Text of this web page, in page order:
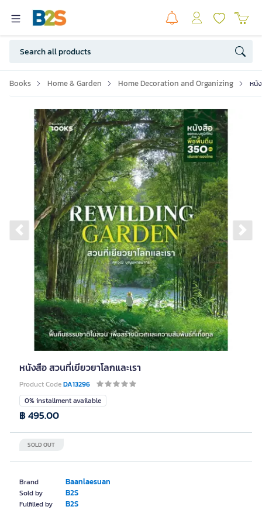
Books Home & Garden Home Decoration and Organizing หนั
Previous slide
หนังสือ สวนที่เยียวยาโลกและเรา
Product CodeDA13296
Brand Baanlaesuan
Sold by B2S
Fulfilled by B2S
0% installment available
SOLD OUT
฿ 495.00